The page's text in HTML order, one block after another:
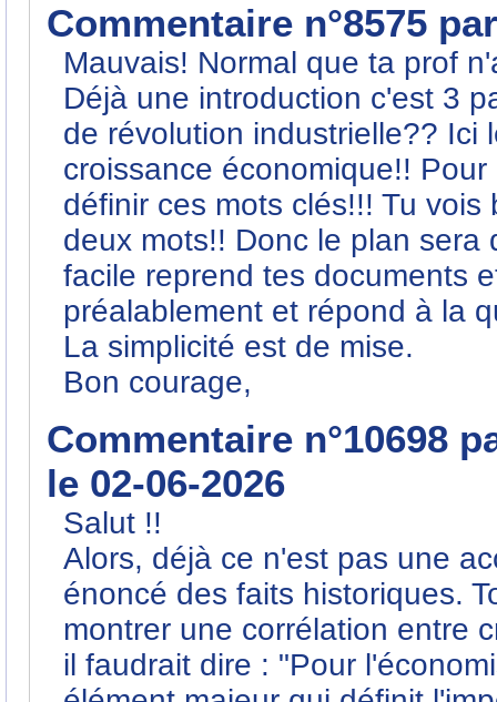
Commentaire n°8575
Mauvais! Normal que ta prof
Déjà une introduction c'est 3
de révolution industrielle?? Ici
croissance économique!!
définir ces mots clés!!! Tu
deux mots!! Donc le plan sera
facile reprend tes documents
préalablement et répond à la
La simplicité est de mise.
Bon courage,
Commentaire n°10698
le 02-06-2026
Salut !!
Alors, déjà ce n'est pas une
énoncé des faits historiques.
montrer une corrélation entre
il faudrait dire : "Pour